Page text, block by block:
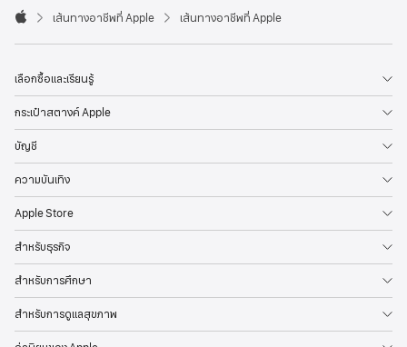
t
r

p
l
เส้นทางอาชีพที่ Apple เส้นทางอาชีพที่ Apple
เลือกซื้อและเรียนรู้
กระเป๋าสตางค์ Apple
บัญชี
ความบันเทิง
Apple Store
สำหรับธุรกิจ
สำหรับการศึกษา
สำหรับการดูแลสุขภาพ